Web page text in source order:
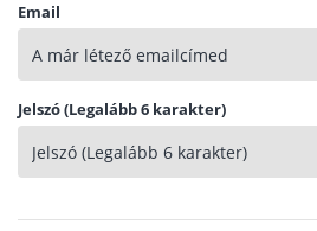
Email
Jelszó (Legalább 6 karakter)